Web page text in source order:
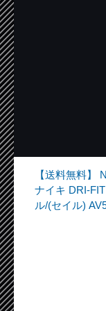
【送料無料】
ナイキ DRI-
ル/(セイル)